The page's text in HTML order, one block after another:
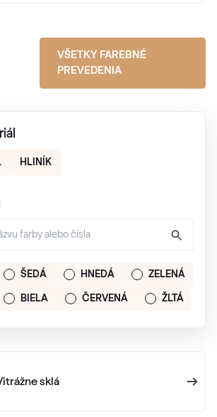
VŠETKY FAREBNÉ
PREVEDENIA
HLINÍK
ŠEDÁ HNEDÁ ZELENÁ
BIELA ČERVENÁ ŽLTÁ
sklá